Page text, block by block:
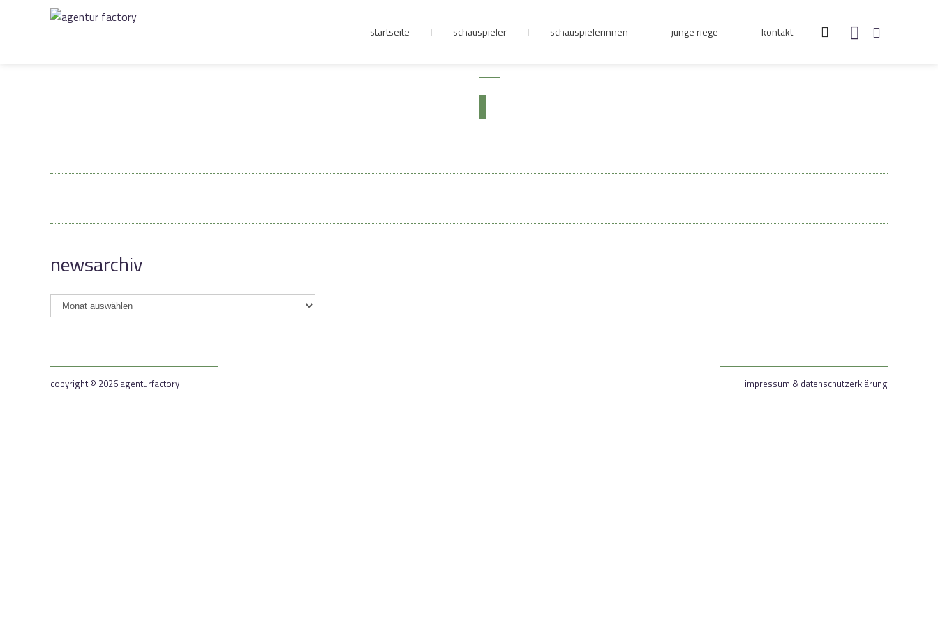
junge riege
kontakt
startseite schauspieler schauspielerinnen junge riege kontakt
newsarchiv
newsarchiv
copyright © 2026 agenturfactory impressum & datenschutzerklärung